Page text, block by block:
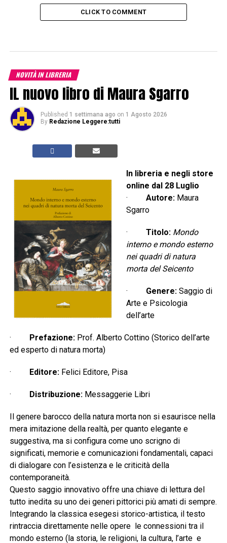
CLICK TO COMMENT
NOVITÀ IN LIBRERIA
IL nuovo libro di Maura Sgarro
Published 1 settimana ago on 1 Agosto 2026
By Redazione Leggere:tutti
In libreria e negli store
online dal 28 Luglio
· Autore:Maura
Sgarro
· Titolo: Mondo
interno e mondo esterno
nei quadri di natura
morta del Seicento
· Genere:Saggio di
Arte e Psicologia
dell’arte
· Prefazione:Prof. Alberto Cottino (Storico dell’arte
ed esperto di natura morta)
· Editore:Felici Editore, Pisa
· Distribuzione:Messaggerie Libri
Il genere barocco della natura morta non si esaurisce nella
mera imitazione della realtà, per quanto elegante e
suggestiva, ma si configura come uno scrigno di
significati, memorie e comunicazioni fondamentali, capaci
di dialogare con l’esistenza e le criticità della
contemporaneità.
Questo saggio innovativo offre una chiave di lettura del
tutto inedita su uno dei generi pittorici più amati di sempre.
Integrando la classica esegesi storico-artistica, il testo
rintraccia direttamente nelle opere le connessioni tra il
mondo esterno (la storia, le religioni, la cultura, l’arte e